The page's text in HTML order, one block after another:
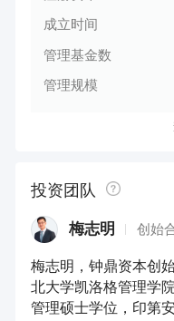
成立时间
管理基金数
管理规模
投资团队
梅志明 创始
梅志明，钟鼎资本创
北大学凯洛格管理学
管理硕士学位，印第